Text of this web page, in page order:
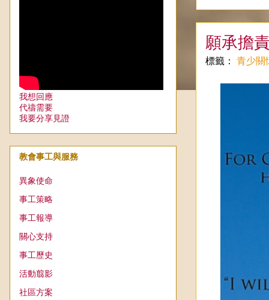
願承擔
標籤： 青少關
我想回應
代禱需要
我要分享見證
教會事工與服務
異象使命
事工策略
事工報導
關心支持
事工歷史
活動翦影
社區方案